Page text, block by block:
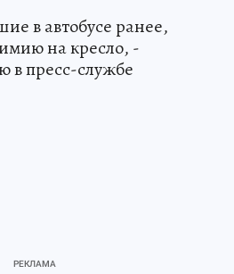
в автобусе ранее,
на кресло, -
в пресс-службе